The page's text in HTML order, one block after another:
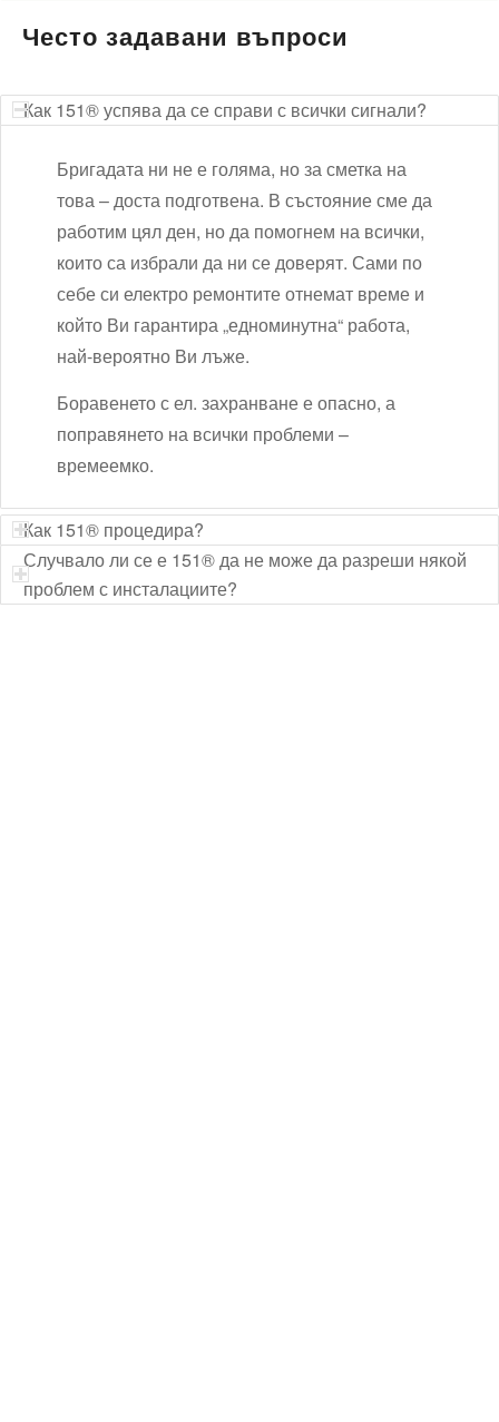
Често задавани въпроси
Как 151® успява да се справи с всички сигнали?
Бригадата ни не е голяма, но за сметка на
това – доста подготвена. В състояние сме да
работим цял ден, но да помогнем на всички,
които са избрали да ни се доверят. Сами по
себе си електро ремонтите отнемат време и
който Ви гарантира „едноминутна“ работа,
най-вероятно Ви лъже.
Боравенето с ел. захранване е опасно, а
поправянето на всички проблеми –
времеемко.
Как 151® процедира?
Случвало ли се е 151® да не може да разреши някой
проблем с инсталациите?